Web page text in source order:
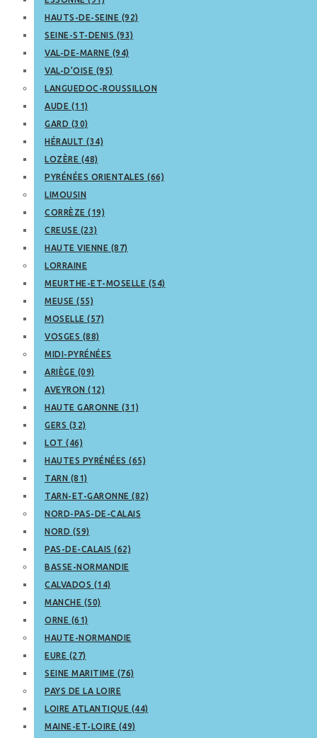
HAUTS-DE-SEINE (92)
SEINE-ST-DENIS (93)
VAL-DE-MARNE (94)
VAL-D’OISE (95)
LANGUEDOC-ROUSSILLON
AUDE (11)
GARD (30)
HÉRAULT (34)
LOZÈRE (48)
PYRÉNÉES ORIENTALES (66)
LIMOUSIN
CORRÈZE (19)
CREUSE (23)
HAUTE VIENNE (87)
LORRAINE
MEURTHE-ET-MOSELLE (54)
MEUSE (55)
MOSELLE (57)
VOSGES (88)
MIDI-PYRÉNÉES
ARIÈGE (09)
AVEYRON (12)
HAUTE GARONNE (31)
GERS (32)
LOT (46)
HAUTES PYRÉNÉES (65)
TARN (81)
TARN-ET-GARONNE (82)
NORD-PAS-DE-CALAIS
NORD (59)
PAS-DE-CALAIS (62)
BASSE-NORMANDIE
CALVADOS (14)
MANCHE (50)
ORNE (61)
HAUTE-NORMANDIE
EURE (27)
SEINE MARITIME (76)
PAYS DE LA LOIRE
LOIRE ATLANTIQUE (44)
MAINE-ET-LOIRE (49)